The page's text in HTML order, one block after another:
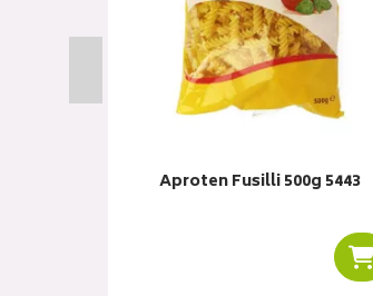
Aproten Fusilli 500g 5443